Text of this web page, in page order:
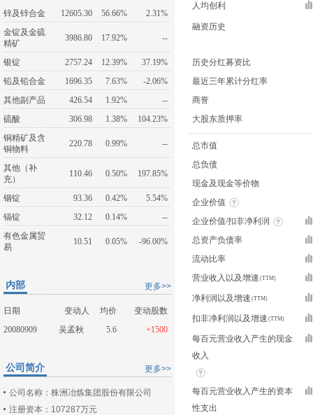
锌及锌合金
12605.30 56.66%
2.31%
金锭及金硫
精矿
3986.80 17.92% --
银锭 2757.24 12.39%
37.19%
铅及铅合金
1696.35 7.63%
-2.06%
其他副产品
426.54 1.92%
--
硫酸
306.98 1.38%
104.23%
铜精矿及含
铜物料
220.78 0.99% --
其他（补
充）
110.46 0.50% 197.85%
铟锭 93.36 0.42%
5.54%
镉锭
32.12 0.14%
--
有色金属贸
易
10.51 0.05% -96.00%
更多>>
内部
日期 变动人 均价
变动股数
20080909
吴孟秋 5.6 +1500
更多>>
公司简介
公司名称：株洲冶炼集团股份有限公司
注册资本：107287万元
人均创利
融资历史
历史分红募资比
最近三年累计分红率
商誉
大股东质押率
总市值
总负债
现金及现金等价物
企业价值
企业价值/扣非净利润
总资产负债率
流动比率
营业收入以及增速
净利润以及增速
扣非净利润以及增速
每百元营业收入产生的现金
收入
每百元营业收入产生的资本
性支出